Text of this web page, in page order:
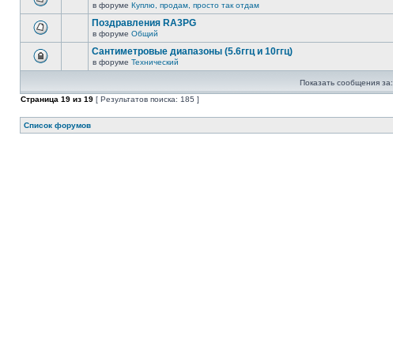
в форуме Куплю, продам, просто так отдам
Поздравления RA3PG
в форуме Общий
Сантиметровые диапазоны (5.6ггц и 10ггц)
в форуме Технический
Показать сообщения за:
Страница 19 из 19 [ Результатов поиска: 185 ]
Список форумов